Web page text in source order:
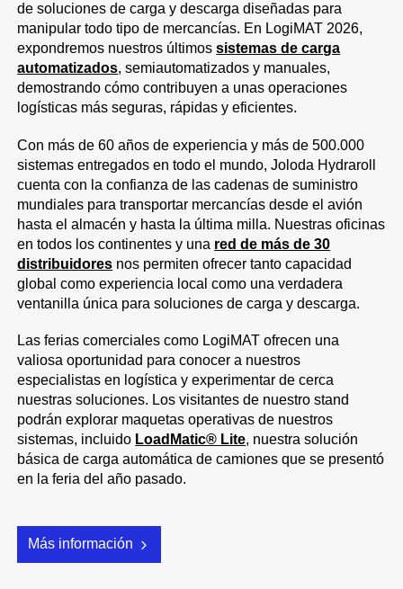
de soluciones de carga y descarga diseñadas para
manipular todo tipo de mercancías. En LogiMAT 2026,
expondremos nuestros últimossistemas de carga
automatizados, semiautomatizados y manuales,
demostrando cómo contribuyen a unas operaciones
logísticas más seguras, rápidas y eficientes.
Con más de 60 años de experiencia y más de 500.000
sistemas entregados en todo el mundo, Joloda Hydraroll
cuenta con la confianza de las cadenas de suministro
mundiales para transportar mercancías desde el avión
hasta el almacén y hasta la última milla. Nuestras oficinas
en todos los continentes y una red de más de 30
distribuidores nos permiten ofrecer tanto capacidad
global como experiencia local como una verdadera
ventanilla única para soluciones de carga y descarga.
Las ferias comerciales como LogiMAT ofrecen una
valiosa oportunidad para conocer a nuestros
especialistas en logística y experimentar de cerca
nuestras soluciones. Los visitantes de nuestro stand
podrán explorar maquetas operativas de nuestros
sistemas, incluido LoadMatic® Lite, nuestra solución
básica de carga automática de camiones que se presentó
en la feria del año pasado.
Más información